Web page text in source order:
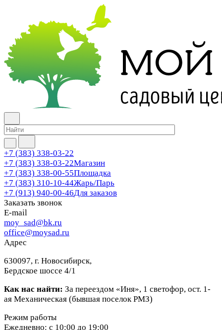
+7 (383) 338-03-22
+7 (383) 338-03-22Магазин
+7 (383) 338-00-55Площадка
+7 (383) 310-10-44Жарь/Парь
+7 (913) 940-00-46Для заказов
Заказать звонок
E-mail
moy_sad@bk.ru
office@moysad.ru
Адрес
630097, г. Новосибирск,
Бердское шоссе 4/1
Как нас найти: За переездом «Иня», 1 светофор, ост. 1-
ая Механическая (бывшая поселок РМЗ)
Режим работы
Ежедневно: с 10:00 до 19:00